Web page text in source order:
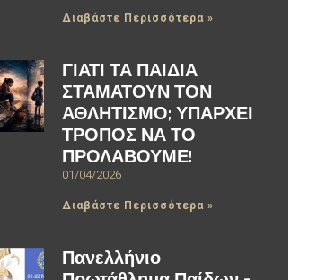
Διαβάστε Περισσότερα »
ΓΙΑΤΙ ΤΑ ΠΑΙΔΙΑ
ΣΤΑΜΑΤΟΥΝ ΤΟΝ
ΑΘΛΗΤΙΣΜΟ; ΥΠΑΡΧΕΙ
ΤΡΟΠΟΣ ΝΑ ΤΟ
ΠΡΟΛΑΒΟΥΜΕ!
01/04/2026
Διαβάστε Περισσότερα »
Πανελλήνιο